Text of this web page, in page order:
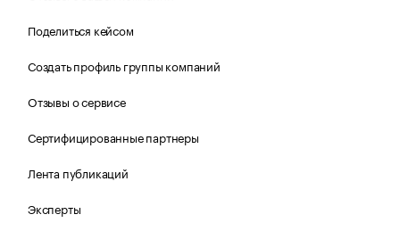
Поделиться кейсом
Создать профиль группы компаний
Отзывы о сервисе
Сертифицированные партнеры
Лента публикаций
Эксперты